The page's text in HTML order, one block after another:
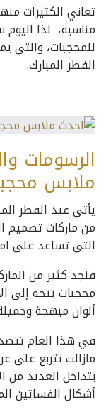
تعاني الكثيرات
مناسبة، لذا
للمحجبات، والتي
الفطر المبارك.
الرسومات
ملابس
يأتي عيد الفطر
من ماركات تصميم
التي تساعد على
فنجد كثير من
محجبات تتجه إلى
ألوان مبهجة
في هذا العام
مازالت تتربع على
بتداخل العديد من
أشكال الفساتين